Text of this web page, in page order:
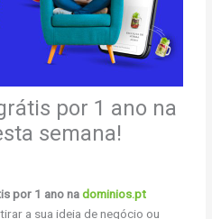
por 1 ano na
semana!
por 1 ano nadominios.pt
a sua ideia de negócio ou